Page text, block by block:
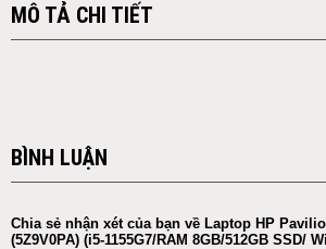
MÔ TẢ CHI TIẾT
BÌNH LUẬN
Chia sẻ nhận xét của bạn về Laptop HP
(5Z9V0PA) (i5-1155G7/RAM 8GB/512GB SSD/